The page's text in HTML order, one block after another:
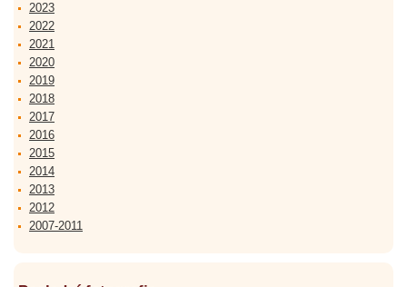
2023
2022
2021
2020
2019
2018
2017
2016
2015
2014
2013
2012
2007-2011